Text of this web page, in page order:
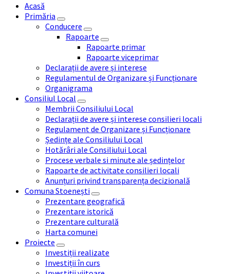
Acasă
Primăria
Conducere
Rapoarte
Rapoarte primar
Rapoarte viceprimar
Declarații de avere și interese
Regulamentul de Organizare și Funcționare
Organigrama
Consiliul Local
Membrii Consiliului Local
Declarații de avere și interese consilieri locali
Regulament de Organizare și Funcționare
Ședințe ale Consiliului Local
Hotărâri ale Consiliului Local
Procese verbale si minute ale ședințelor
Rapoarte de activitate consilieri locali
Anunțuri privind transparența decizională
Comuna Stoenești
Prezentare geografică
Prezentare istorică
Prezentare culturală
Harta comunei
Proiecte
Investiții realizate
Investiții în curs